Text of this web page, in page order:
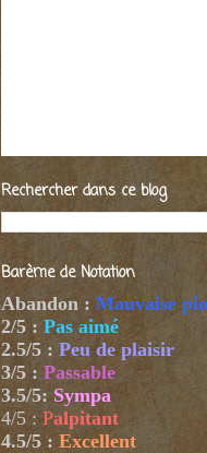
Rechercher dans ce blog
Barème de Notation
Abandon : Mauvaise
2/5 : Pas aimé
2.5/5 : Peu de plaisir
3/5 : Passable
3.5/5: Sympa
4/5 : Palpitant
4.5/5 : Excellent